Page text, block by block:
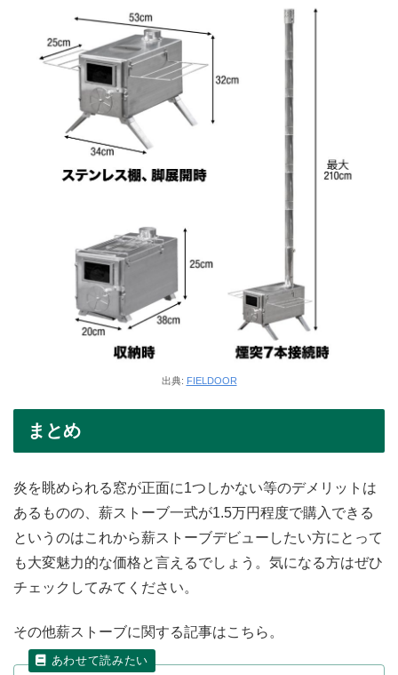
出典: FIELDOOR
まとめ
炎を眺められる窓が正面に1つしかない等のデメリットは
あるものの、薪ストーブ一式が1.5万円程度で購入できる
というのはこれから薪ストーブデビューしたい方にとって
も大変魅力的な価格と言えるでしょう。気になる方はぜひ
チェックしてみてください。
その他薪ストーブに関する記事はこちら。